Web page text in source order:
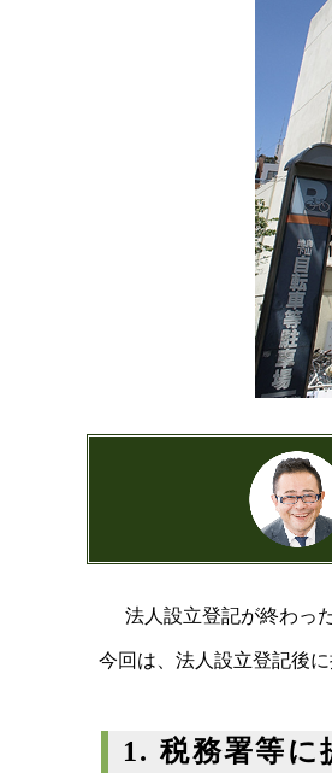
近畿税理士会
1973年生まれ
法人設立登記が終わっ
今回は、法人設立登記後
1. 税務署等に